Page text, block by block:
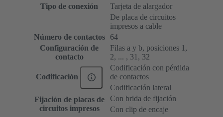
Tipo de conexión
Tarjeta de alargador
De placa de circuitos
impresos a cable
Número de contactos
64
Configuración de
contacto
Filas a y b, posiciones 1,
2, ... , 31, 32
Codificación
Codificación con pérdida
de contactos
Codificación lateral
Fijación de placas de
circuitos impresos
Con brida de fijación
Con clip de encaje